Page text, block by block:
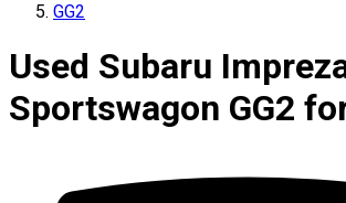
GG2
Used Subaru
Sportswagon GG2